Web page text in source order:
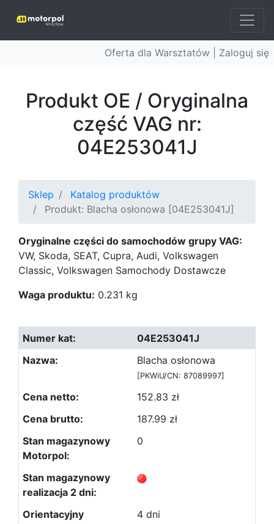
Oferta dla Warsztatów | Zaloguj się
Produkt OE / Oryginalna
część VAG nr:
04E253041J
Sklep
Katalog produktów
Produkt: Blacha osłonowa [04E253041J]
Oryginalne części do samochodów grupy VAG:
VW, Skoda, SEAT, Cupra, Audi, Volkswagen
Classic, Volkswagen Samochody Dostawcze
Waga produktu: 0.231 kg
04E253041J
Blacha osłonowa
[PKWiU/CN: 87089997]
152.83 zł
187.99 zł
0
4 dni